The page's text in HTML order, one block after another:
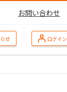
お問い合わせ
せ ログイン